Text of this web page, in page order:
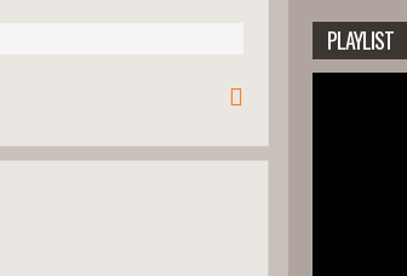
PLAYLIST